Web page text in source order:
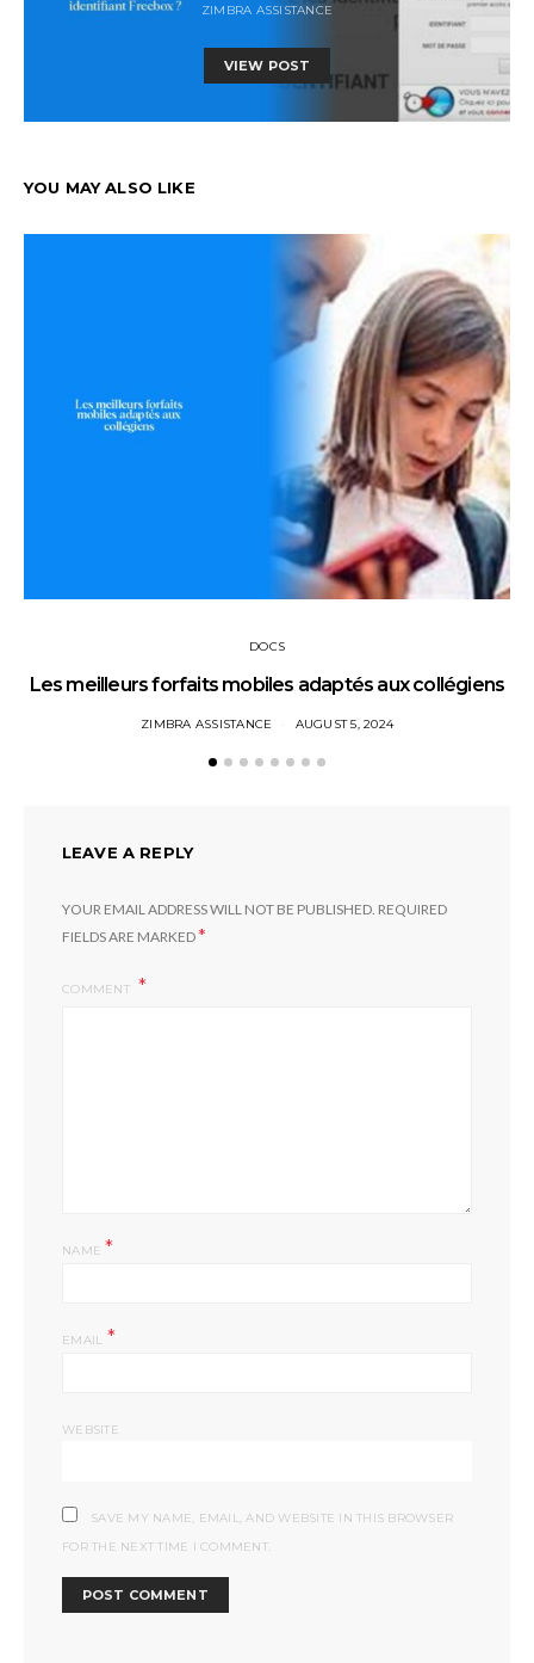
ZIMBRA ASSISTANCE
VIEW POST
YOU MAY ALSO LIKE
DOCS
Les meilleurs forfaits mobiles adaptés aux collégiens
ZIMBRA ASSISTANCE AUGUST 5, 2024
LEAVE A REPLY
YOUR EMAIL ADDRESS WILL NOT BE PUBLISHED. REQUIRED
FIELDS ARE MARKED*
COMMENT
NAME*
EMAIL *
WEBSITE
SAVE MY NAME, EMAIL, AND WEBSITE IN THIS BROWSER
FOR THE NEXT TIME I COMMENT.